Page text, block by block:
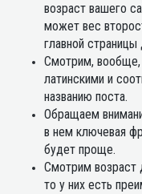
возраст вашего
может вес
главной страницы
Смотрим, вообще,
латинскими и
названию поста.
Обращаем
в нем ключевая
будет проще.
Смотрим возраст
то у них есть